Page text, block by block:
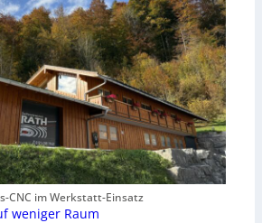
CNC im Werkstatt-Einsatz
weniger Raum